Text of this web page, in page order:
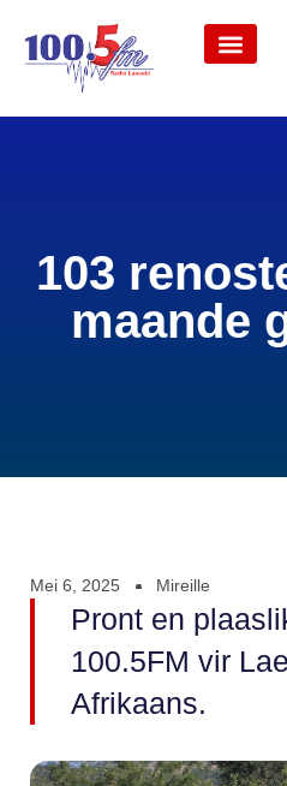
103
maande
Mei 6, 2025 Mireille
Pront en
100.5FM vir
Afrikaans.